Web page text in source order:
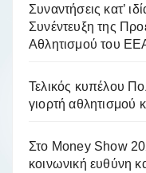
Συναντήσεις κατ’
Συνέντευξη της
Αθλητισμού του
Τελικός κυπέλου
γιορτή αθλητισμού
Στο Money Show
κοινωνική ευθύνη